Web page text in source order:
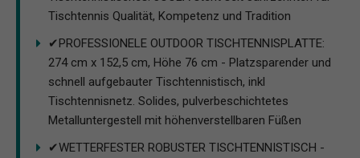
Tischtennis Qualität, Kompetenz und Tradition
✔PROFESSIONELE OUTDOOR TISCHTENNISPLATTE:
274 cm x 152,5 cm, Höhe 76 cm - Platzsparender und
schnell aufgebauter Tischtennistisch, inkl
Tischtennisnetz. Solides, pulverbeschichtetes
Metalluntergestell mit höhenverstellbaren Füßen
✔WETTERFESTER ROBUSTER TISCHTENNISTISCH -